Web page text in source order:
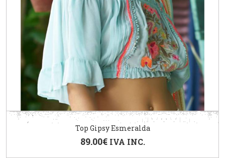
Top Gipsy Esmeralda
89.00€ IVA INC.